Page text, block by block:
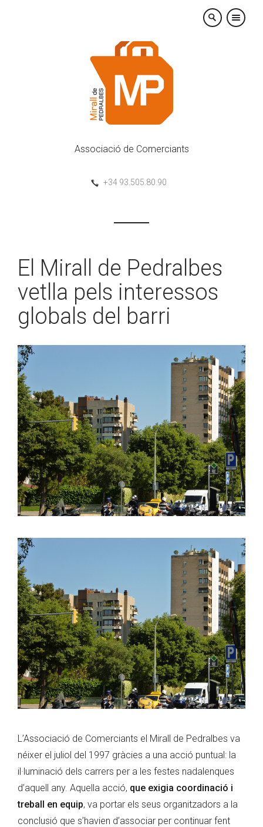
×
Associació de Comerciants
+34 93.505.80.90
El Mirall de Pedralbes
vetlla pels interessos
globals del barri
L’Associació de Comerciants el Mirall de Pedralbes va
néixer el juliol del 1997 gràcies a una acció puntual: la
il·luminació dels carrers per a les festes nadalenques
d’aquell any. Aquella acció, que exigia coordinació i
treball en equip, va portar els seus organitzadors a la
conclusió que s’havien d’associar per continuar fent